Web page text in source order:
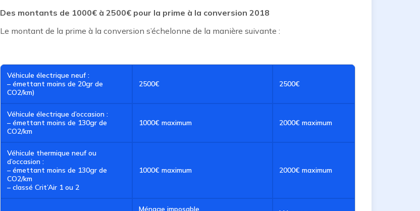
Des montants de 1000€ à 2500€ pour la prime à la conversion 2018
Le montant de la prime à la conversion s’échelonne de la manière suivante :
Véhicule électrique neuf :
– émettant moins de 20gr de
CO2/km)
2500€ 2500€
Véhicule électrique d’occasion :
– émettant moins de 130gr de
CO2/km
1000€ maximum 2000€ maximum
Véhicule thermique neuf ou
d’occasion :
– émettant moins de 130gr de
CO2/km
– classé Crit’Air 1 ou 2
1000€ maximum 2000€ maximum
Ménage imposable